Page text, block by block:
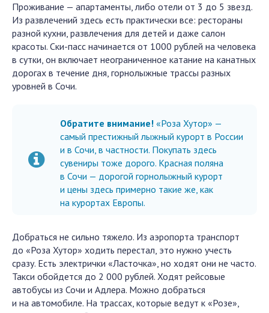
Проживание — апартаменты, либо отели от 3 до 5 звезд.
Из развлечений здесь есть практически все: рестораны
разной кухни, развлечения для детей и даже салон
красоты. Ски-пасс начинается от 1000 рублей на человека
в сутки, он включает неограниченное катание на канатных
дорогах в течение дня, горнолыжные трассы разных
уровней в Сочи.
Обратите внимание! «Роза Хутор» —
самый престижный лыжный курорт в России
и в Сочи, в частности. Покупать здесь
сувениры тоже дорого. Красная поляна
в Сочи — дорогой горнолыжный курорт
и цены здесь примерно такие же, как
на курортах Европы.
Добраться не сильно тяжело. Из аэропорта транспорт
до «Роза Хутор» ходить перестал, это нужно учесть
сразу. Есть электрички «Ласточка», но ходят они не часто.
Такси обойдется до 2 000 рублей. Ходят рейсовые
автобусы из Сочи и Адлера. Можно добраться
и на автомобиле. На трассах, которые ведут к «Розе»,